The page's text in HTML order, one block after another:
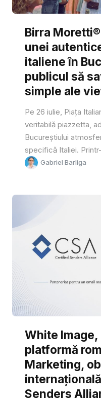
Birra
unei
italiene în
publicul să
simple ale
Pe 26 iulie, Piața
veritabilă piazzetta,
Bucureștiului
specifică Italiei.
Gabriel Barliga
White
platformă
Marketing,
Senders